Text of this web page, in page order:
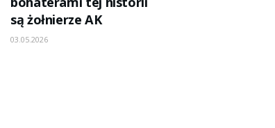
są żołnierze AK
03.05.2026